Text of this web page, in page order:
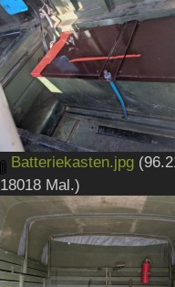
Batteriekasten.jpg
18018 Mal.)